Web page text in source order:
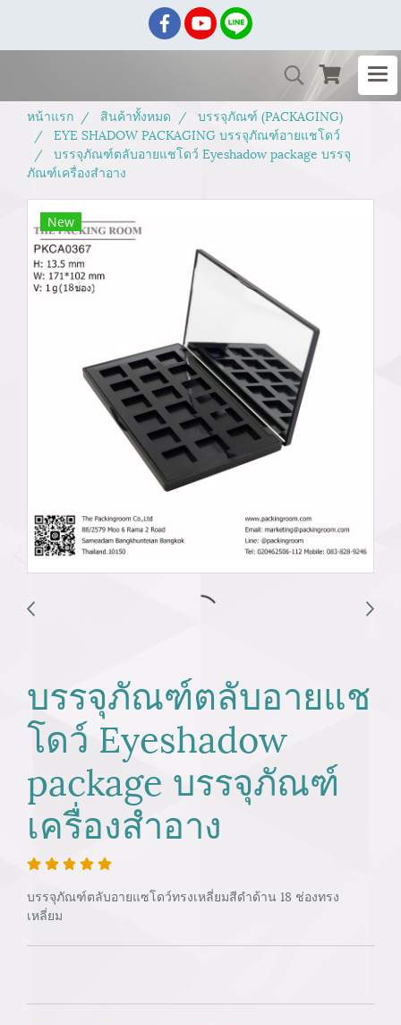
หน้าแรก สินค้าทั้งหมด
บรรจุภัณฑ์ (PACKAGING)
EYE SHADOW PACKAGING บรรจุภัณฑ์อายแชโดว์
บรรจุภัณฑ์ตลับอายแชโดว์ Eyeshadow package บรรจุ
ภัณฑ์เครื่องสำอาง
New
บรรจุภัณฑ์ตลับอายแช
โดว์ Eyeshadow
package บรรจุภัณฑ์
เครื่องสำอาง
บรรจุภัณฑ์ตลับอายแซโดว์ทรงเหลี่ยมสีดำด้าน 18 ช่องทรง
เหลี่ยม